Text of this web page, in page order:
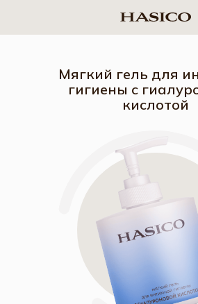
Мягкий гель для
гигиены с
кислотой